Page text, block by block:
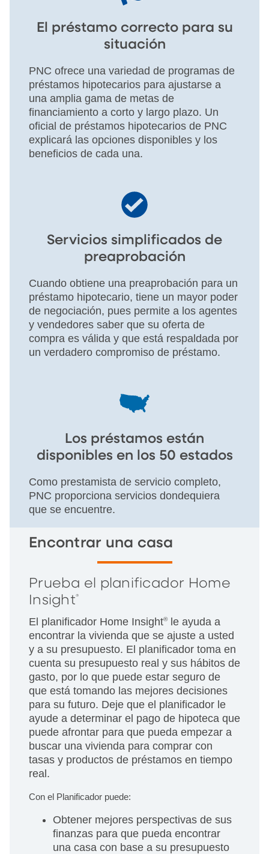
El préstamo correcto para su
situación
PNC ofrece una variedad de programas de
préstamos hipotecarios para ajustarse a
una amplia gama de metas de
financiamiento a corto y largo plazo. Un
oficial de préstamos hipotecarios de PNC
explicará las opciones disponibles y los
beneficios de cada una.
Servicios simplificados de
preaprobación
Cuando obtiene una preaprobación para un
préstamo hipotecario, tiene un mayor poder
de negociación, pues permite a los agentes
y vendedores saber que su oferta de
compra es válida y que está respaldada por
un verdadero compromiso de préstamo.
Los préstamos están
disponibles en los 50 estados
Como prestamista de servicio completo,
PNC proporciona servicios dondequiera
que se encuentre.
Encontrar una casa
Prueba el planificador Home
Insight®
El planificador Home Insight®le ayuda a
encontrar la vivienda que se ajuste a usted
y a su presupuesto. El planificador toma en
cuenta su presupuesto real y sus hábitos de
gasto, por lo que puede estar seguro de
que está tomando las mejores decisiones
para su futuro. Deje que el planificador le
ayude a determinar el pago de hipoteca que
puede afrontar para que pueda empezar a
buscar una vivienda para comprar con
tasas y productos de préstamos en tiempo
real.
Con el Planificador puede:
Obtener mejores perspectivas de sus
finanzas para que pueda encontrar
una casa con base a su presupuesto